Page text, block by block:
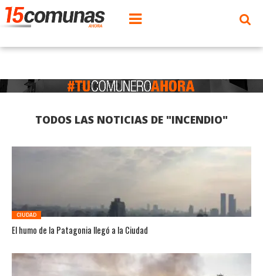
TODOS LAS NOTICIAS DE "INCENDIO"
CIUDAD
El humo de la Patagonia llegó a la Ciudad